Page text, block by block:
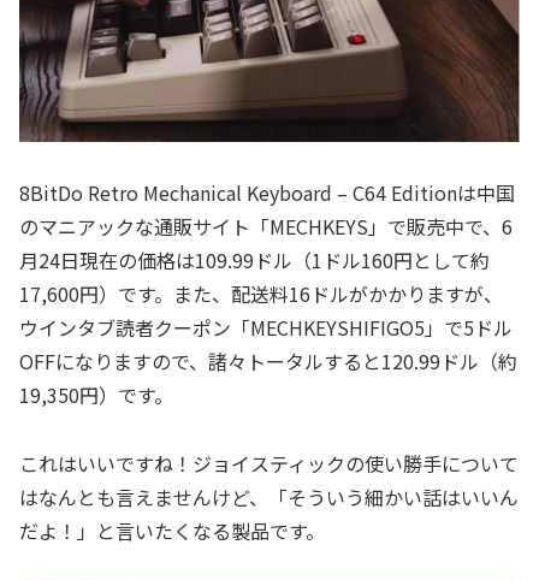
8BitDo Retro Mechanical Keyboard – C64 Editionは中国
のマニアックな通販サイト「MECHKEYS」で販売中で、6
月24日現在の価格は109.99ドル（1ドル160円として約
17,600円）です。また、配送料16ドルがかかりますが、
ウインタブ読者クーポン「MECHKEYSHIFIGO5」で5ドル
OFFになりますので、諸々トータルすると120.99ドル（約
19,350円）です。
これはいいですね！ジョイスティックの使い勝手について
はなんとも言えませんけど、「そういう細かい話はいいん
だよ！」と言いたくなる製品です。